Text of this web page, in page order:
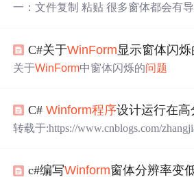
一：文件复制 粘贴 很多窗体都会有
C#关于WinForm显示窗体闪烁
关于WinForm中窗体闪烁的问题
C#Winform程序设计运行在高
转载于:https://www.cnblogs.com/
版，电脑屏幕是15.6英寸分辨率
c#编写Winform窗体分辨率变